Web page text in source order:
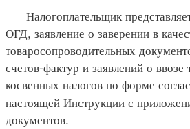
Налогоплательщик
ОГД, заявление о заверении в
товаросопроводительных
счетов-фактур и заявлений о ввозе
косвенных налогов по форме
настоящей Инструкции с
документов.